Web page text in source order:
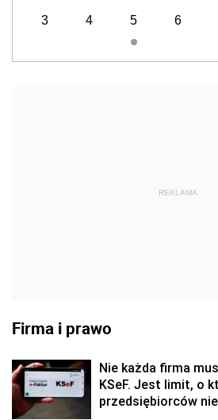
3 4 5 6
REKLAMA
Firma i prawo
Nie każda firma
KSeF. Jest limit, o
przedsiębiorców